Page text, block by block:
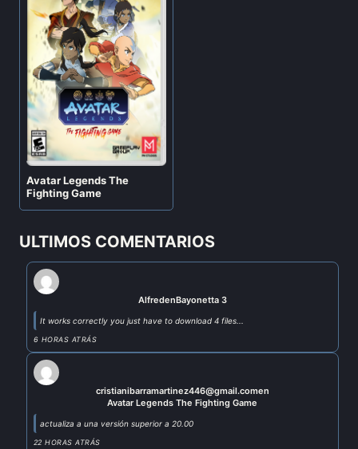
Avatar Legends The
Fighting Game
ULTIMOS COMENTARIOS
AlfredenBayonetta 3
It works correctly you just have to download 4 files...
6 HORAS ATRÁS
cristianibarramartinez446@gmail.comen
Avatar Legends The Fighting Game
actualiza a una versión superior a 20.00
22 HORAS ATRÁS